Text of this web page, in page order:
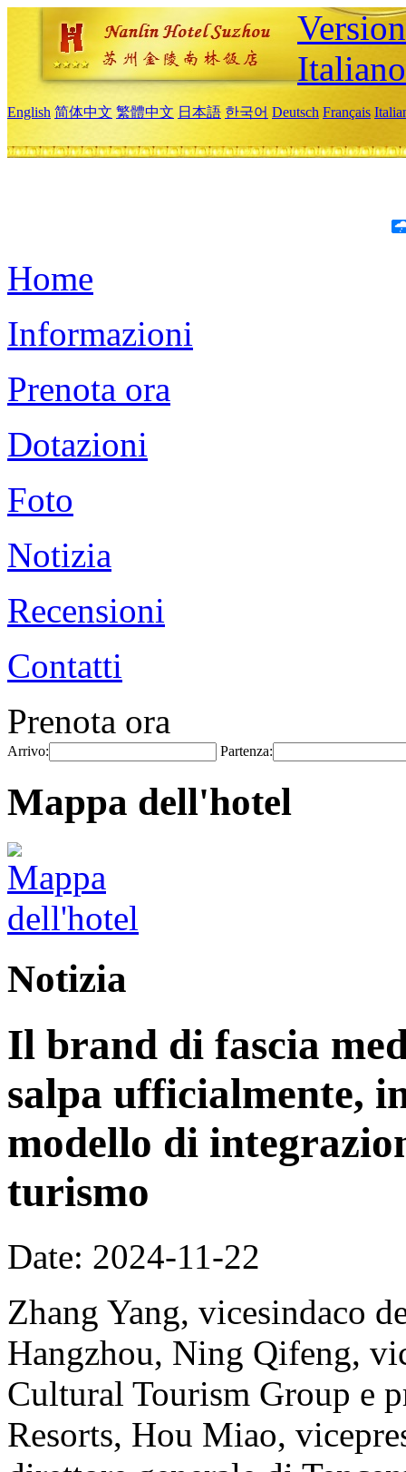
Italiano
English 简体中文 繁體中文 日本語 한국어 Deutsch Français
Home
Informazioni
Prenota ora
Dotazioni
Foto
Notizia
Recensioni
Contatti
Prenota ora
Arrivo: Partenza:
Mappa dell'hotel
Notizia
Il brand di fascia
salpa ufficialmente,
modello di
turismo
Date: 2024-11-22
Zhang Yang, vicesindaco
Hangzhou, Ning Qifeng,
Cultural Tourism Group e
Resorts, Hou Miao,